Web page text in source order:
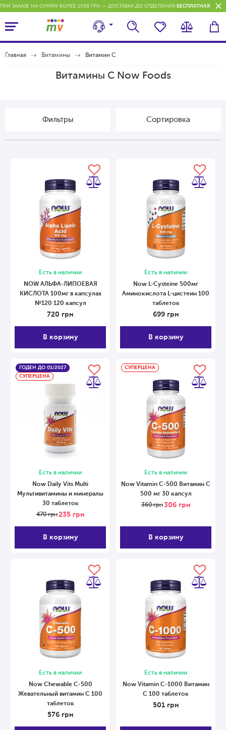
ПРИ ЗАКАЗЕ НА СУММУ БОЛЕЕ 1500 ГРН — ДОСТАВКА ДО ОТДЕЛЕНИЯ БЕСПЛАТНАЯ
Главная Витамины Витамин C
Витамины C Now Foods
Фильтры Cортировка
Есть в наличии
NOW АЛЬФА-ЛИПОЕВАЯ
КИСЛОТА 100мг в капсулах
№120 120 капсул
720 грн
В корзину
Есть в наличии
Now L-Cysteine ​​500мг
Аминокислота L-цистеин 100
таблеток
699 грн
В корзину
ГОДЕН ДО 01/2027
СУПЕРЦЕНА
Есть в наличии
Now Daily Vits Multi
Мультивитамины и минералы
30 таблеток
470грн 235 грн
В корзину
СУПЕРЦЕНА
Есть в наличии
Now Vitamin С-500 Витамин С
500 мг 30 капсул
360грн 306 грн
В корзину
Есть в наличии
Now Chewable С-500
Жевательный витамин С 100
таблеток
576 грн
Есть в наличии
Now Vitamin C-1000 Витамин
С 100 таблеток
501 грн